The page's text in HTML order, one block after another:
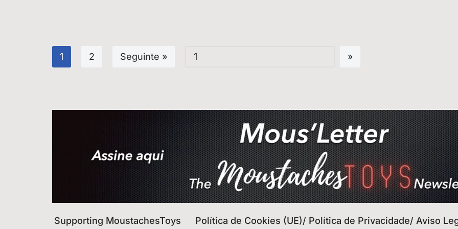
1 2 Seguinte »
Supporting MoustachesToys Política de Cookies (UE)/ Política de Privacidade/ Aviso